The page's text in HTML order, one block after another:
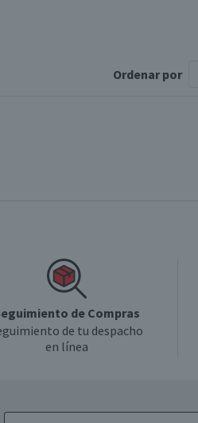
Ordenar por
de Compras
de tu despacho
en línea